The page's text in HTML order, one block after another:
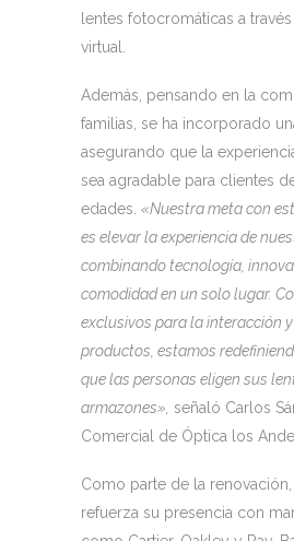
lentes fotocromáticas a
virtual.
Además, pensando en la
familias, se ha incorporado
asegurando que la
sea agradable para clientes
edades. «Nuestra meta con
es elevar la experiencia de
combinando tecnología,
comodidad en un solo lugar.
exclusivos para la interacción
productos, estamos
que las personas eligen sus
armazones», señaló Carlos
Comercial de Óptica los
Como parte de la renovación,
refuerza su presencia con